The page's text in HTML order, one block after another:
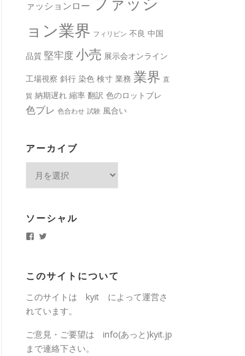
ァッションロー
ョン業界 フィリピン 不良 中国
品質 堅牢度小売 展示会オンライン
工場視察 斜行 染色 検寸 業務 業界 直
貿 納期遅れ 縮率 翻訳 色のロットブレ
色ブレ 色合わせ 試験 風合い
アーカイブ
ブ
ソーシャル
さ
の
ロ
フ
ィ
p
ん
プ
フ
ィ
ー
このサイトについて
このサイトは kyit によって運営さ
れています。
ご意見・ご要望は info(あっと)kyit.jp
まで連絡下さい。